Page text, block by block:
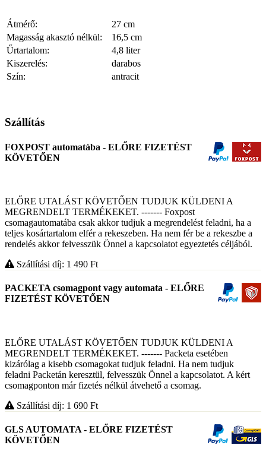
Átmérő:
27 cm
Magasság akasztó nélkül:
16,5 cm
Űrtartalom:
4,8 liter
Kiszerelés:
darabos
Szín:
antracit
Szállítás
FOXPOST automatába - ELŐRE FIZETÉST
KÖVETŐEN
ELŐRE UTALÁST KÖVETŐEN TUDJUK KÜLDENI A
MEGRENDELT TERMÉKEKET. ------- Foxpost
csomagautomatába csak akkor tudjuk a megrendelést feladni, ha a
teljes kosártartalom elfér a rekeszeben. Ha nem fér be a rekeszbe a
rendelés akkor felvesszük Önnel a kapcsolatot egyeztetés céljából.
Szállítási díj: 1 490 Ft
PACKETA csomagpont vagy automata - ELŐRE
FIZETÉST KÖVETŐEN
ELŐRE UTALÁST KÖVETŐEN TUDJUK KÜLDENI A
MEGRENDELT TERMÉKEKET. ------- Packeta esetében
kizárólag a kisebb csomagokat tudjuk feladni. Ha nem tudjuk
feladni Packetán keresztül, felvesszük Önnel a kapcsolatot. A kért
csomagponton már fizetés nélkül átvehető a csomag.
Szállítási díj: 1 690 Ft
GLS AUTOMATA - ELŐRE FIZETÉST
KÖVETŐEN